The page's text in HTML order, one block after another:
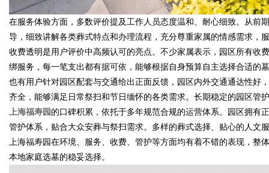
Bo
ar
在服务体验方面，多数评价提及工作人员态度温和、耐心细致。从前
导，细致讲解各类葬式特点和办理流程，充分尊重家属的情感需求，
收费透明是用户评价中高频认可的亮点。不少家属表示，园区所有收
绑服务，每一笔支出都有据可依，能够根据自身预算自主选择合适的
也有用户针对园区配套与交通给出正面反馈，园区内外交通通达性好
齐全，能够满足日常祭扫和节日缅怀的各类需求。长期稳定的园区管
上海福寿园 的口碑积累，依托于多年规范合规的运营体系。园区拥有
管护体系，贴合大众安葬与祭扫需求。多样的葬式选择、贴心的人文
上海福寿园在环境、服务、收费、管护等方面均有着不错的表现，
本地家庭选墓的稳妥选择。